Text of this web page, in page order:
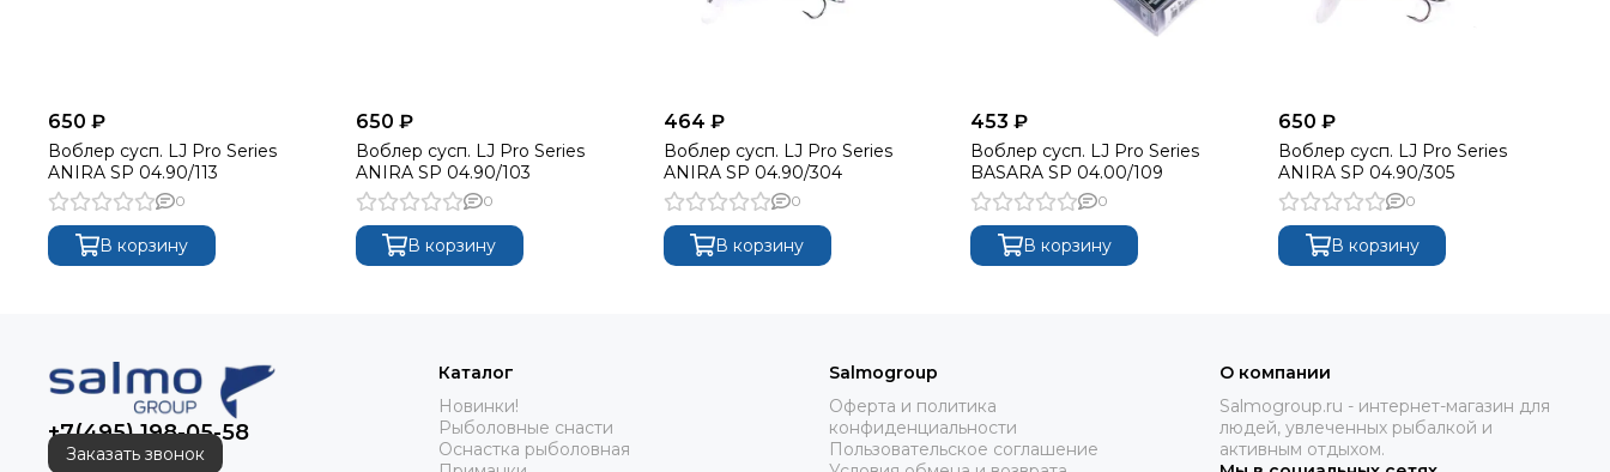
650 ₽
Воблер сусп. LJ Pro Series
ANIRA SP 04.90/113
0
В корзину
650 ₽
Воблер сусп. LJ Pro Series
ANIRA SP 04.90/103
0
В корзину
464 ₽
Воблер сусп. LJ Pro Series
ANIRA SP 04.90/304
0
В корзину
453 ₽
Воблер сусп. LJ Pro Series
BASARA SP 04.00/109
0
В корзину
650 ₽
Воблер сусп. LJ Pro Series
ANIRA SP 04.90/305
0
В корзину
+7(495) 198-05-58
Заказать звонок
Каталог
Новинки!
Рыболовные снасти
Оснастка рыболовная
Salmogroup
Оферта и политика
конфиденциальности
Пользовательское соглашение
О компании
Salmogroup.ru - интернет-магазин для
людей, увлеченных рыбалкой и
активным отдыхом.